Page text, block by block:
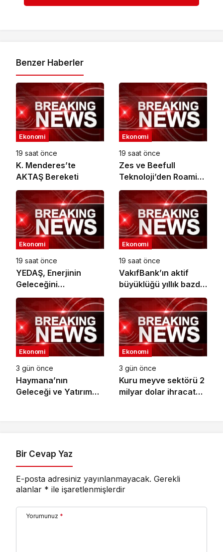
Benzer Haberler
Ekonomi
19 saat önce
K. Menderes’te
AKTAŞ Bereketi
Ekonomi
19 saat önce
Zes ve Beefull
Teknoloji’den Roaming
İş Birliği
Ekonomi
19 saat önce
YEDAŞ, Enerjinin
Geleceğini
Şekillendirecek Genç
Yetenekleri Arıyor
Ekonomi
19 saat önce
VakıfBank’ın aktif
büyüklüğü yıllık bazda
yüzde 28 artışla 5,8
trilyon TL’yi aştı
Ekonomi
3 gün önce
Haymana’nın
Geleceği ve Yatırım
Ekonomi
3 gün önce
Kuru meyve sektörü 2
milyar dolar ihracat
Bir Cevap Yaz
E-posta adresiniz yayınlanmayacak. Gerekli
alanlar * ile işaretlenmişlerdir
Yorumunuz *